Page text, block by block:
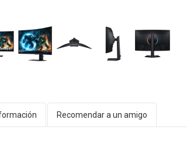
Recomendar a un amigo